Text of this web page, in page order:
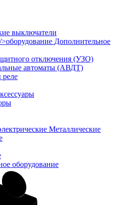
выключатели
Дополнительное
отключения (УЗО)
автоматы (АВДТ)
реле
Металлические
оборудование